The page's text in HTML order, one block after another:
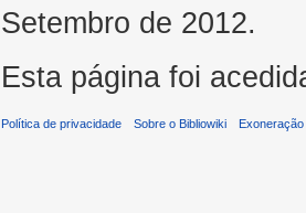
Setembro de 2012.
Esta página foi
Política de privacidade Sobre o Bibliowiki